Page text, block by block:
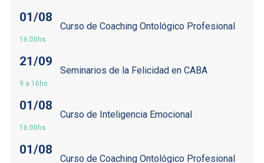
01/08
16:00hs
Curso de Coaching Ontológico Profesional
21/09
9 a 16hs
Seminarios de la Felicidad en CABA
01/08
16:00hs
Curso de Inteligencia Emocional
01/08
Curso de Coaching Ontológico Profesional